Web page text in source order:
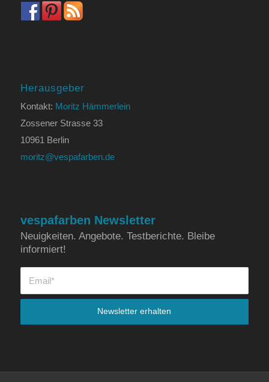
Herausgeber
Kontakt: Moritz Hämmerlein
Zossener Strasse 33
10961 Berlin
moritz@vespafarben.de
vespafarben Newsletter
Neuigkeiten. Angebote. Testberichte. Bleibe
informiert!